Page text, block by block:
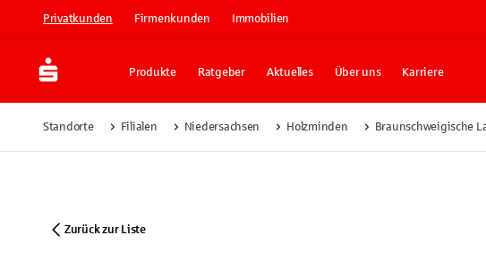
Privatkunden Firmenkunden Immobilien
Produkte Ratgeber Aktuelles Über uns Karriere
Standorte Filialen Niedersachsen Holzminden Braunschweigische
Zurück zur Liste